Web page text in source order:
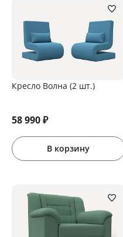
Кресло Волна (2 шт.)
58 990₽
В корзину